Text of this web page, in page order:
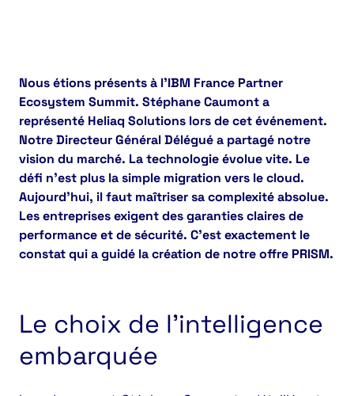
Nous étions présents à l’IBM France Partner
Ecosystem Summit. Stéphane Caumont a
représenté Heliaq Solutions lors de cet événement.
Notre Directeur Général Délégué a partagé notre
vision du marché. La technologie évolue vite. Le
défi n’est plus la simple migration vers le cloud.
Aujourd’hui, il faut maîtriser sa complexité absolue.
Les entreprises exigent des garanties claires de
performance et de sécurité. C’est exactement le
constat qui a guidé la création de notre offre PRISM.
Le choix de l’intelligence
embarquée